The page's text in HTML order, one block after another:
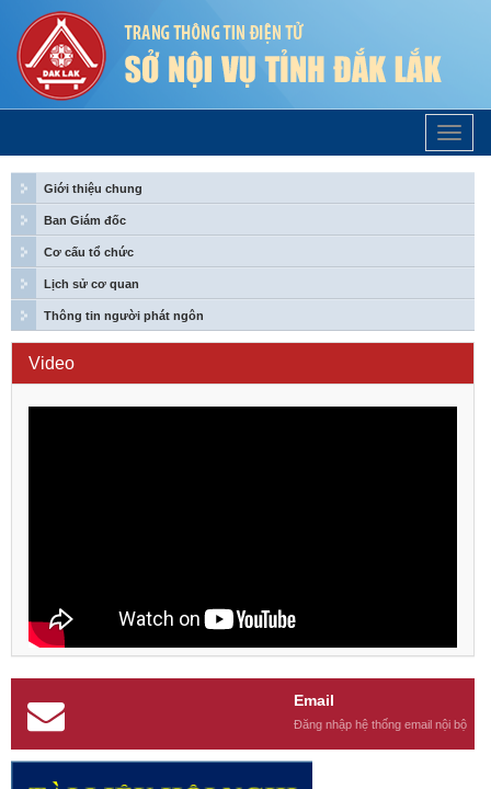
Trang
Chủ
Giới thiệu chung
Ban Giám đốc
Cơ cấu tổ chức
Lịch sử cơ quan
Thông tin người phát ngôn
Video
Email
Đăng nhập hệ thống email nội bộ